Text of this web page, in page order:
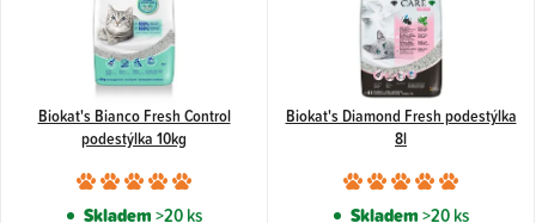
Biokat's Bianco Fresh Control
podestýlka 10kg
Průměrné
hodnocení
Skladem>20 ks
Biokat's Diamond Fresh podestýlka
8l
Skladem>20 ks